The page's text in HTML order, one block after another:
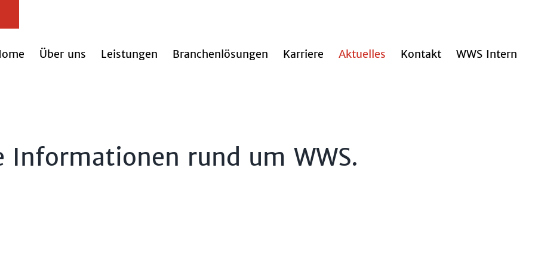
Über uns Leistungen Branchenlösungen Karriere Aktuelles Kontakt WWS Intern
Informationen rund um WWS.